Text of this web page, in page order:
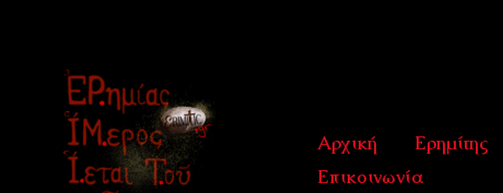
περιεχόμενο
Αρχική Ερημίτης
Επικοινωνία